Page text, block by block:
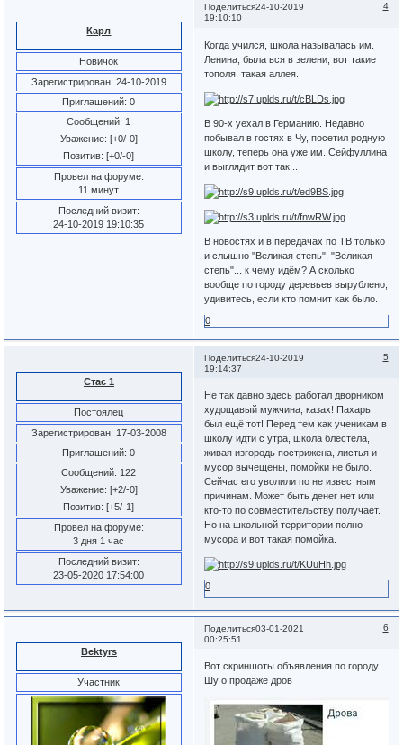
Поделиться 4
24-10-2019
19:10:10
Карл
Новичок
Зарегистрирован: 24-10-2019
Приглашений: 0
Сообщений: 1
Уважение: [+0/-0]
Позитив: [+0/-0]
Провел на форуме:
11 минут
Последний визит:
24-10-2019 19:10:35
Когда учился, школа называлась им.
Ленина, была вся в зелени, вот такие
тополя, такая аллея.
В 90-х уехал в Германию. Недавно
побывал в гостях в Чу, посетил родную
школу, теперь она уже им. Сейфуллина
и выглядит вот так...
В новостях и в передачах по ТВ только
и слышно "Великая степь", "Великая
степь"... к чему идём? А сколько
вообще по городу деревьев вырублено,
удивитесь, если кто помнит как было.
0
Поделиться 5
24-10-2019
19:14:37
Стас 1
Постоялец
Зарегистрирован: 17-03-2008
Приглашений: 0
Сообщений: 122
Уважение: [+2/-0]
Позитив: [+5/-1]
Провел на форуме:
3 дня 1 час
Последний визит:
23-05-2020 17:54:00
Не так давно здесь работал дворником
худощавый мужчина, казах! Пахарь
был ещё тот! Перед тем как ученикам в
школу идти с утра, школа блестела,
живая изгородь пострижена, листья и
мусор вычещены, помойки не было.
Сейчас его уволили по не известным
причинам. Может быть денег нет или
кто-то по совместительству получает.
Но на школьной территории полно
мусора и вот такая помойка.
0
Поделиться 6
03-01-2021
00:25:51
Bektyrs
Участник
Вот скриншоты объявления по городу
Шу о продаже дров